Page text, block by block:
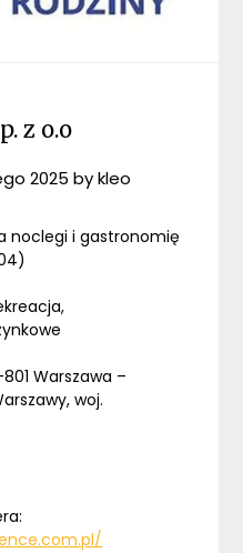
z o.o
2025 bykleo
noclegi i gastronomię
801 Warszawa –
woj.